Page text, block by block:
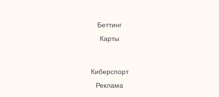
Беттинг
Карты
Киберспорт
Реклама